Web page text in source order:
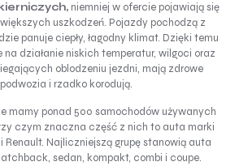
niemniej w ofercie pojawiają się
uszkodzeń. Pojazdy pochodzą z
panuje ciepły, łagodny klimat. Dzięki temu
na działanie niskich temperatur, wilgoci oraz
oblodzeniu jezdni, mają zdrowe
podwozia i rzadko korodują.
mamy ponad 500 samochodów używanych
czym znaczna część z nich to auta marki
Renault. Najliczniejszą grupę stanowią auta
sedan, kompakt, combi i coupe.